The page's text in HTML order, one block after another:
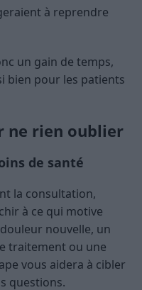
à reprendre
un gain de temps,
bien pour les patients
ne rien oublier
de santé
la consultation,
à ce qui motive
nouvelle, un
traitement ou une
vous aidera à cibler
questions.